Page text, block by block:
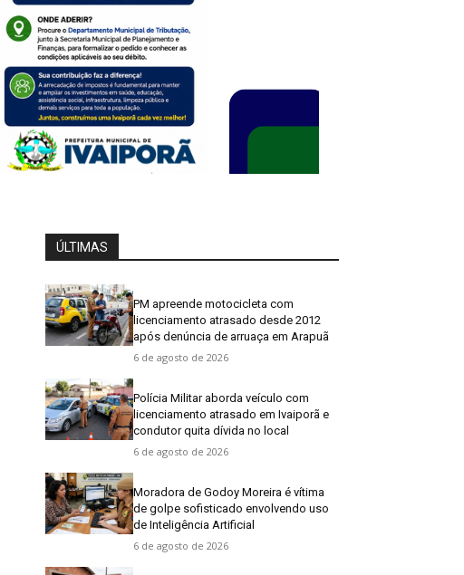
ÚLTIMAS
PM apreende motocicleta com
licenciamento atrasado desde 2012
após denúncia de arruaça em Arapuã
6 de agosto de 2026
Polícia Militar aborda veículo com
licenciamento atrasado em Ivaiporã e
condutor quita dívida no local
6 de agosto de 2026
Moradora de Godoy Moreira é vítima
de golpe sofisticado envolvendo uso
de Inteligência Artificial
6 de agosto de 2026